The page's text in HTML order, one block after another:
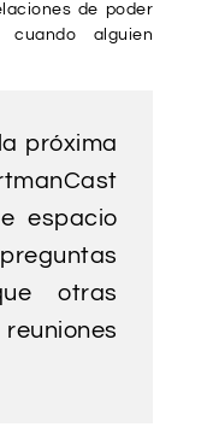
de poder
cuando alguien
próxima
espacio
otras